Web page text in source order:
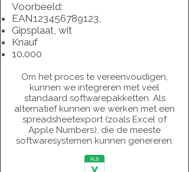
Voorbeeld:
EAN123456789123,
Gipsplaat, wit
Knauf
10.000
Om het proces te vereenvoudigen,
kunnen we integreren met veel
standaard softwarepakketten. Als
alternatief kunnen we werken met een
spreadsheetexport (zoals Excel of
Apple Numbers), die de meeste
softwaresystemen kunnen genereren.